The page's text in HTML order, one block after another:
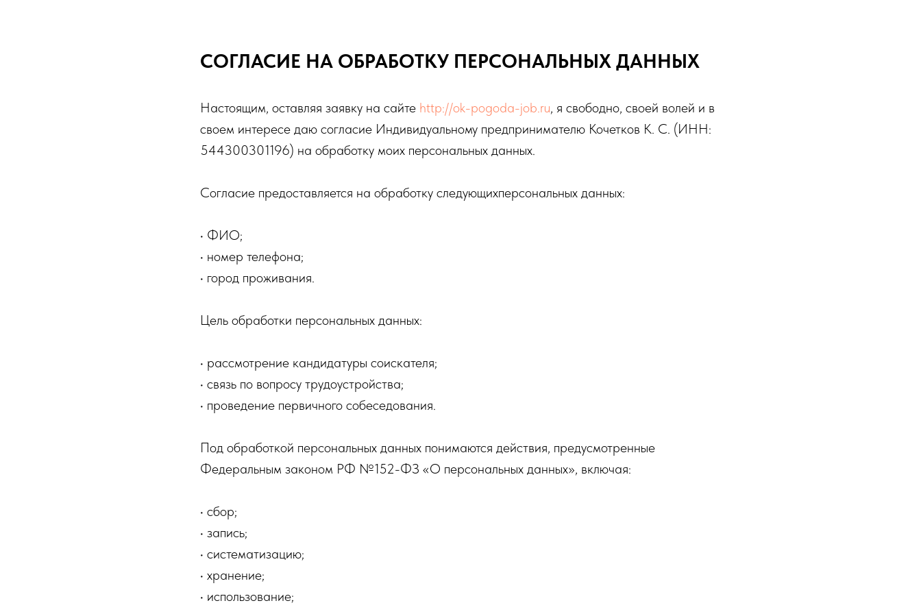
СОГЛАСИЕ НА ОБРАБОТКУ ПЕРСОНАЛЬНЫХ ДАННЫХ
Настоящим, оставляя заявку на сайте http://ok-pogoda-job.ru, я свободно, своей волей и в
своем интересе даю согласие Индивидуальному предпринимателю Кочетков К. С. (ИНН:
544300301196) на обработку моих персональных данных.
Согласие предоставляется на обработку следующихперсональных данных:
• ФИО;
• номер телефона;
• город проживания.
Цель обработки персональных данных:
• рассмотрение кандидатуры соискателя;
• связь по вопросу трудоустройства;
• проведение первичного собеседования.
Под обработкой персональных данных понимаются действия, предусмотренные
Федеральным законом РФ №152-ФЗ «О персональных данных», включая:
• сбор;
• запись;
• систематизацию;
• хранение;
• использование;